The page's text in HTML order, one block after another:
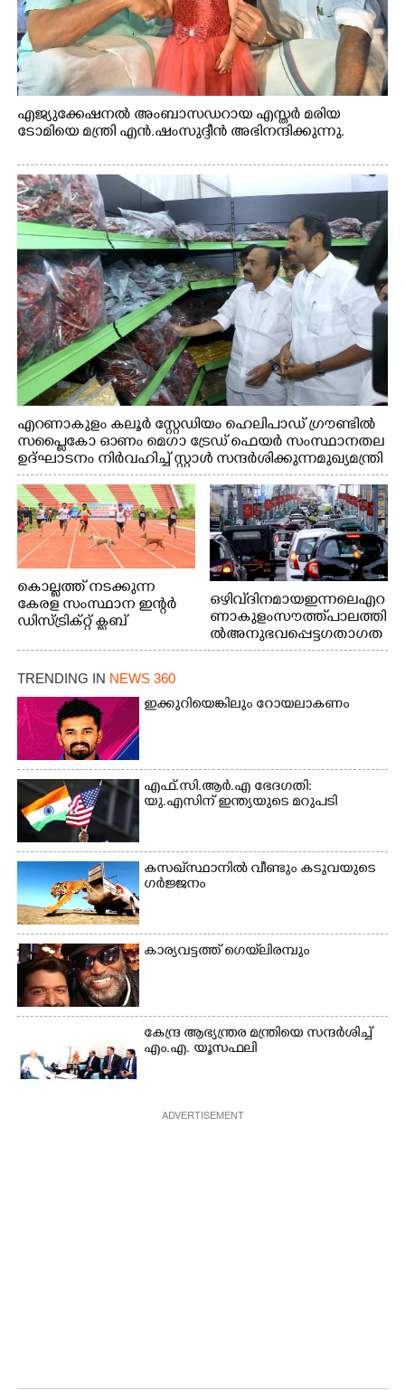
എജ്യുക്കേഷനൽ അംബാസഡറായ എസ്തർ മരിയ
ടോമിയെ മന്ത്രി എൻ.ഷംസുദ്ദീൻ അഭിനന്ദിക്കുന്നു.
എറണാകുളം കലൂർ സ്റ്റേഡിയം ഹെലിപാഡ് ഗ്രൗണ്ടിൽ
സപ്ളൈകോ ഓണം മെഗാ ട്രേഡ് ഫെയർ സംസ്ഥാനതല
ഉദ്ഘാടനം നിർവഹിച്ച് സ്റ്റാൾ സന്ദർശിക്കുന്ന മുഖ്യമന്ത്രി
വി.ഡി. സതീശൻ. മന്ത്രി അനൂപ് ജേക്കബ് സമീപം
കൊല്ലത്ത് നടക്കുന്ന
കേരള സംസ്ഥാന ഇന്റർ
ഡിസ്ട്രിക്റ്റ് ക്ലബ്
ചാമ്പ്യൻഷിപ്പിൽ അണ്ടർ
20 ആൺകുട്ടികളുടെ 200
മത്സരത്തിനിടെ സിന്തറ്റിക്
ട്രാക്കിന് കുറുകെ ഓടുന്ന
നായകൾ.
ഒഴിവ് ദിനമായ ഇന്നലെ എറ
ണാകുളം സൗത്ത് പാലത്തി
ൽ അനുഭവപ്പെട്ട ഗതാഗത
ക്കുരുക്ക്
TRENDING IN NEWS 360
ഇക്കുറിയെങ്കിലും റോയലാകണം
എഫ്.സി.ആർ.എ ഭേദഗതി:
യു.എസിന് ഇന്ത്യയുടെ മറുപടി
കസഖ്‌സ്ഥാനിൽ വീണ്ടും കടുവയുടെ
ഗർജ്ജനം
കാര്യവട്ടത്ത് ഗെയ്‌ലിരമ്പും
കേന്ദ്ര ആഭ്യന്ത്രര മന്ത്രിയെ സന്ദർശിച്ച്
എം.എ. യൂസഫലി
ADVERTISEMENT